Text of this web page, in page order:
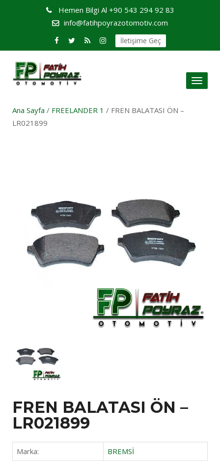
Hemen Bilgi Al +90 543 294 92 83
info@fatihpoyrazotomotiv.com
İletişime Geç
Toggle
Ana Sayfa / FREELANDER 1 / FREN BALATASI ÖN –
LR021899
FREN BALATASI ÖN –
LR021899
Marka: BREMSİ